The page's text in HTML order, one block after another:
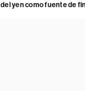
yen como fuente de